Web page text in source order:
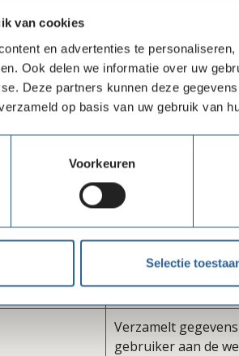
van cookies
en advertenties te
Ook delen we informatie over uw
Deze partners kunnen deze
op basis van uw gebruik van
Voorkeuren
Selectie
Gebruikt om
verzenden over het
de bezoeker.
verschillende
Gebruikt om
verzenden over het
verschillende
browser-
Registreert
voor interne
website.
Verzamelt
gebruiker aan de